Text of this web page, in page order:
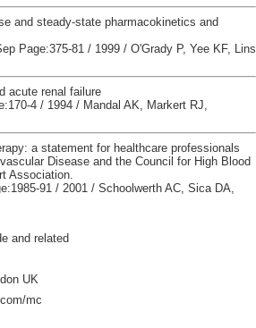
and steady-state pharmacokinetics and
Page:375-81 / 1999 / O'Grady P, Yee KF, Lins
acute renal failure
4 / 1994 / Mandal AK, Markert RJ,
a statement for healthcare professionals
Disease and the Council for High Blood
Association.
91 / 2001 / Schoolwerth AC, Sica DA,
and related
UK
mc